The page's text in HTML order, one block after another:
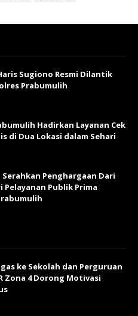
Sugiono Resmi Dilantik
Prabumulih
Hadirkan Layanan Cek
di Dua Lokasi dalam Sehari
Serahkan Penghargaan Dari
Publik Prima
ke Sekolah dan Perguruan
Zona 4 Dorong Motivasi